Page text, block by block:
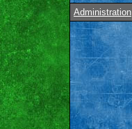
Administration